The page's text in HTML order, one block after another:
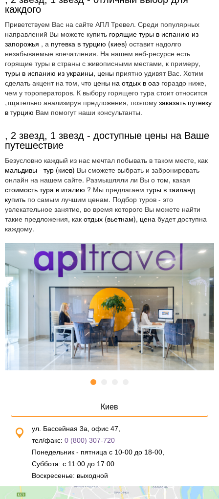
каждого
Приветствуем Вас на сайте АПЛ Тревел. Среди популярных
направлений Вы можете купить горящие туры в испанию из
запорожья , а путевка в турцию (киев) оставит надолго
незабываемые впечатления. На нашем веб-ресурсе есть
горящие туры в страны с живописными местами, к примеру,
туры в испанию из украины, цены приятно удивят Вас. Хотим
сделать акцент на том, что цены на отдых в оаэ гораздо ниже,
чем у тороператоров. К выбору горящего тура стоит относится
,тщательно анализируя предложения, поэтому заказать путевку
в турцию Вам помогут наши консультанты.
, 2 звезд, 1 звезд - доступные цены на Ваше
путешествие
Безусловно каждый из нас мечтал побывать в таком месте, как
мальдивы - тур (киев) Вы сможете выбрать и забронировать
онлайн на нашем сайте. Размышляли ли Вы о том, какая
стоимость тура в италию ? Мы предлагаем туры в таиланд
купить по самым лучшим ценам. Подбор туров - это
увлекательное занятие, во время которого Вы можете найти
такие предложения, как отдых (вьетнам), цена будет доступна
каждому.
Киев
ул. Бассейная 3а, офис 47,
тел/факс: 0 (800) 307-720
Понедельник - пятница с 10-00 до 18-00,
Суббота: с 11:00 до 17:00
Воскресенье: выходной